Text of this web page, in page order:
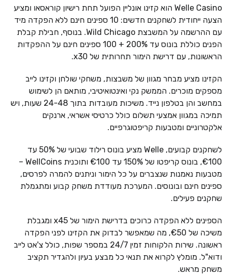
Welle Casino הוא קזינו אונליין הפועל תחת רישיון קוראסאו ומציע
הצעה ייחודית לשחקנים חדשים: 10 ספינים חינם ללא הפקדה מיד
עם ההרשמה על המשבצת Wild Chicago. בנוסף, חבילת קבלת
הפנים כוללת בונוס עד 200% + 100 ספינים חינם על ההפקדות
הראשונות, עם דרישת הימור תחרותית של x30.
הקזינו מציע מבחר מגוון של משבצות, משחקי שולחן וקזינו לייב
מספקים מוכרים. הממשק נקי ואינטואיטיבי, מותאם הן לשימוש
במחשב והן בטלפון נייד. משיכות מעובדות בתוך 24-48 שעות, ויש
תמיכה במגוון אמצעי תשלום כולל כרטיסי אשראי, ארנקים
אלקטרוניים ומטבעות קריפטוגרפיים.
לשחקנים קבועים, Welle מציע בונוס רילוד שבועי של 50% עד
€100, בונוס קריפטו של 150% עד €100 ותוכנית WellCoins –
מטבעות נאמנות שנצברים על כל הימור וניתנים להמרה לפרסים,
ספינים חינם ובונוסים. המערכת מעודדת משחק קבוע ומתגמלת
שחקנים פעילים.
הספינים ללא הפקדה כרוכים בדרישת הימור של x45 ומגבלת
משיכה של €50, מה שמאפשר לבדוק את הקזינו לפני הפקדה
ראשונה. שירות הלקוחות זמין 24/7 במספר שפות, כולל צ'אט לייב
ודוא"ל. מומלץ לקרוא את תנאי כל מבצע בעיון ולהגדיר תקציב
משחק מראש.